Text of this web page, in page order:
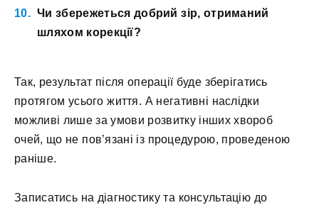
Чи збережеться добрий зір, отриманий
шляхом корекції?
Так, результат після операції буде зберігатись
протягом усього життя. А негативні наслідки
можливі лише за умови розвитку інших хвороб
очей, що не пов’язані із процедурою, проведеною
раніше.
Записатись на діагностику та консультацію до